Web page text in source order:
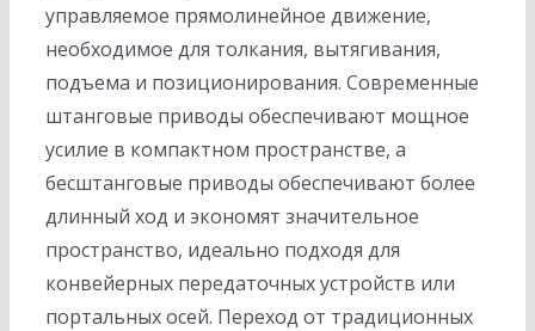
управляемое прямолинейное движение,
необходимое для толкания, вытягивания,
подъема и позиционирования. Современные
штанговые приводы обеспечивают мощное
усилие в компактном пространстве, а
бесштанговые приводы обеспечивают более
длинный ход и экономят значительное
пространство, идеально подходя для
конвейерных передаточных устройств или
портальных осей. Переход от традиционных